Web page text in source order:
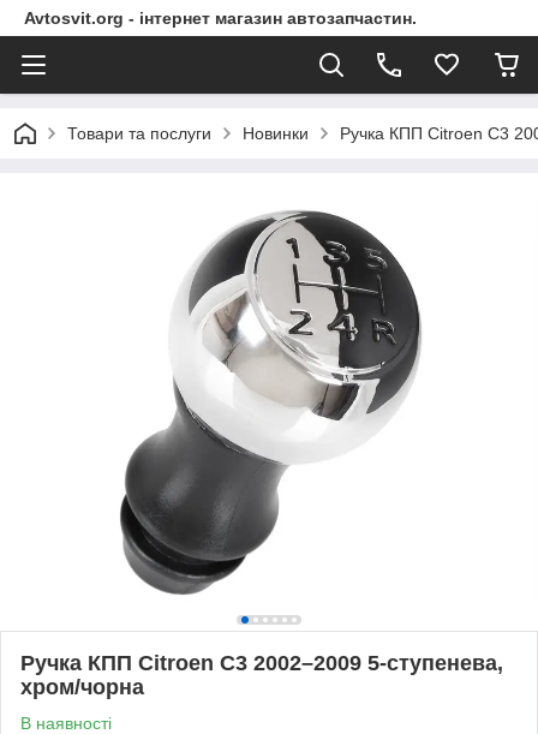
Avtosvit.org - інтернет магазин автозапчастин.
Товари та послуги Новинки Ручка КПП Citroen C3
Ручка КПП Citroen C3 2002–2009 5-ступенева,
хром/чорна
В наявності